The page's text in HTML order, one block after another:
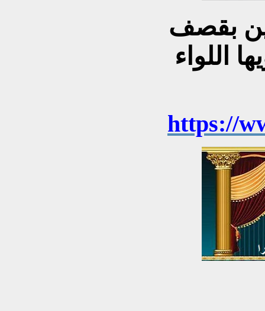
بقصف
اللواء
https://